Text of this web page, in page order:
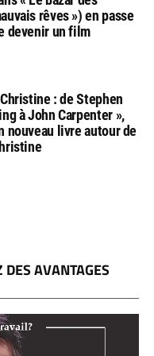
rêves ») en passe
devenir un film
: de Stephen
à John Carpenter »,
nouveau livre autour de
AVANTAGES